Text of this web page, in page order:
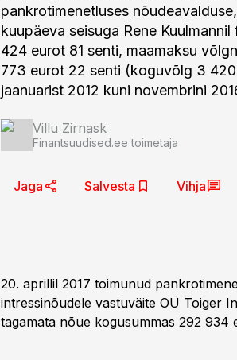
pankrotimenetluses
kuupäeva seisuga Rene
424 ­eurot 81 senti, maamaksu
773 eurot 22 senti (koguvõlg 3
jaanuarist 2012 kuni novembrini
Villu Zirnask
Finantsuudised.ee toimetaja
Jaga Salvesta Vihja
20. aprillil 2017 toimunud
intressinõudele vastuväite OÜ Toiger
tagamata nõue kogusummas 292 934